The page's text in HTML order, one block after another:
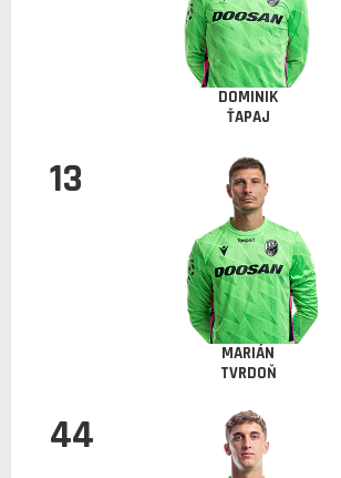
DOMINIK
ŤAPAJ
13
MARIÁN
TVRDOŇ
44